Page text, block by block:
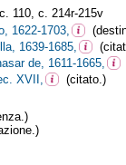
110, c. 214r-215v
1622-1703,
1639-1685,
de, 1611-1665,
XVII,
(citato.)